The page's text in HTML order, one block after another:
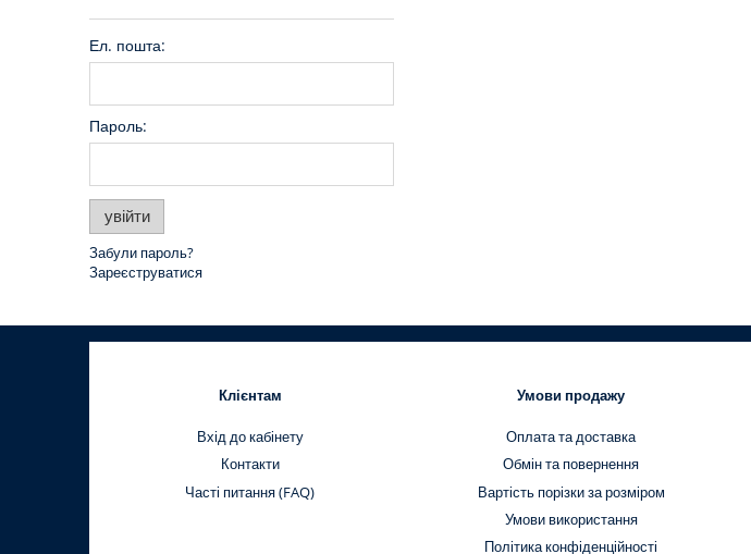
Ел. пошта:
Пароль:
увійти
Забули пароль?
Зареєструватися
Клієнтам
Вхід до кабінету
Контакти
Часті питання (FAQ)
Умови продажу
Оплата та доставка
Обмін та повернення
Вартість порізки за розміром
Умови використання
Політика конфіденційності